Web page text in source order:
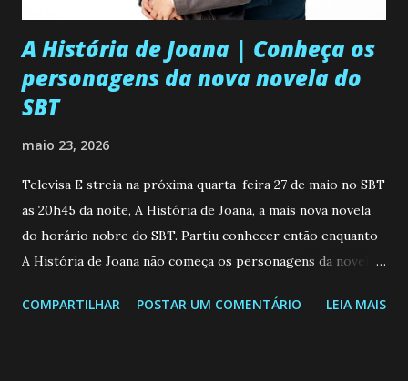
A História de Joana | Conheça os
personagens da nova novela do
SBT
maio 23, 2026
Televisa E streia na próxima quarta-feira 27 de maio no SBT
as 20h45 da noite, A História de Joana, a mais nova novela
do horário nobre do SBT. Partiu conhecer então enquanto
A História de Joana não começa os personagens da novela?
de 25/05/26 a 31/05/26 JOANA GUADALUPE (Camila
COMPARTILHAR POSTAR UM COMENTÁRIO LEIA MAIS